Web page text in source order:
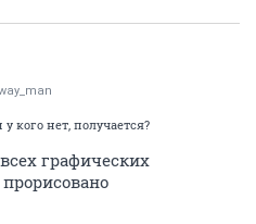
кого нет, получается?
графических